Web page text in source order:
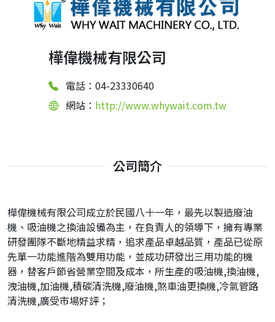
樺偉機械有限公司
電話：04-23330640
網站： http://www.whywait.com.tw
公司簡介
樺偉機械有限公司成立於民國八十一年，最先以製造廢油
機、吸油機之換油設備為主，在負責人的領導下，擁有專業
研發團隊不斷地精益求精，追求產品卓越品質，產品已從原
先單一功能進階為雙用功能，並成功研發出三用功能的機
器，替客戶節省營業空間及成本，所生產的吸油機,換油機,
洩油機,加油機,積碳清洗機,廢油機,煞車油更換機,冷氣管路
清洗機,廣受市場好評；